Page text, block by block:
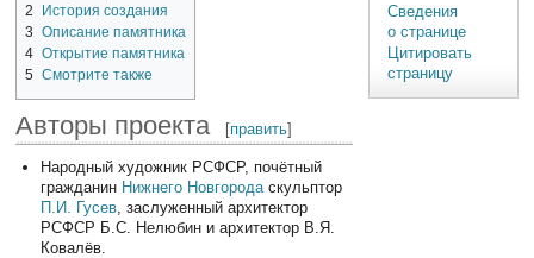
2
История создания
3
Описание памятника
4 Открытие памятника
5 Смотрите также
Авторы проекта [править]
Народный художник РСФСР, почётный
гражданин Нижнего Новгородаскульптор
П.И. Гусев, заслуженный архитектор
РСФСР Б.С. Нелюбин и архитектор В.Я.
Ковалёв.
Сведения
о странице
Цитировать
страницу